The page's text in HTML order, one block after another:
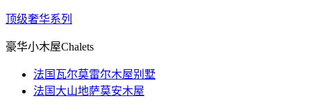
顶级奢华系列
豪华小木屋Chalets
法国瓦尔莫雷尔木屋别墅
法国大山地萨莫安木屋